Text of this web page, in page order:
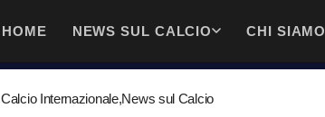
HOME NEWS SUL CALCIO CHI SIAMO
Calcio Internazionale,News sul Calcio